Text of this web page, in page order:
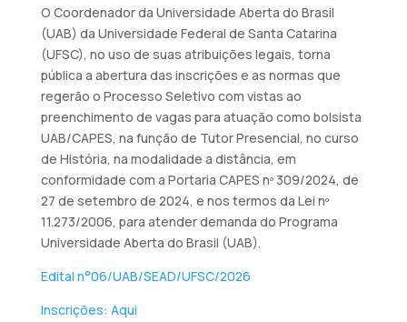
O Coordenador da Universidade Aberta do Brasil
(UAB) da Universidade Federal de Santa Catarina
(UFSC), no uso de suas atribuições legais, torna
pública a abertura das inscrições e as normas que
regerão o Processo Seletivo com vistas ao
preenchimento de vagas para atuação como bolsista
UAB/CAPES, na função de Tutor Presencial, no curso
de História, na modalidade a distância, em
conformidade com a Portaria CAPES nº 309/2024, de
27 de setembro de 2024, e nos termos da Lei nº
11.273/2006, para atender demanda do Programa
Universidade Aberta do Brasil (UAB).
Edital n°06/UAB/SEAD/UFSC/2026
Inscrições: Aqui